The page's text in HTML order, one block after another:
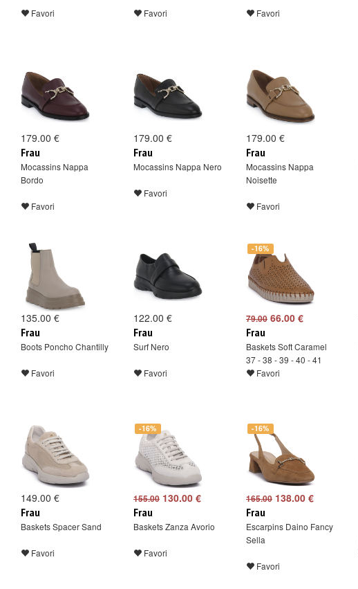
Favori Favori Favori
179.00 €
Frau
Mocassins Nappa
Bordo
Favori
179.00 €
Frau
Mocassins Nappa Nero
Favori
179.00 €
Frau
Mocassins Nappa
Noisette
Favori
135.00 €
Frau
Boots Poncho Chantilly
Favori
122.00 €
Frau
Surf Nero
Favori
-16%
79.00 66.00 €
Frau
Baskets Soft Caramel
37 - 38 - 39 - 40 - 41
Favori
149.00 €
Frau
Baskets Spacer Sand
Favori
-16%
155.00 130.00 €
Frau
Baskets Zanza Avorio
Favori
-16%
165.00 138.00 €
Frau
Escarpins Daino Fancy
Sella
Favori